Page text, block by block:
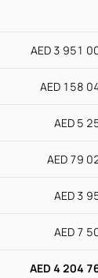
AED 3 951
AED 158
AED 5
AED 79
AED 3
AED 7
AED 4 204